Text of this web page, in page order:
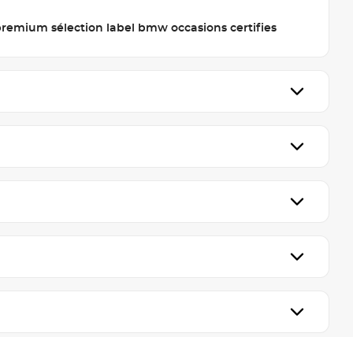
sélection label bmw occasions certifies